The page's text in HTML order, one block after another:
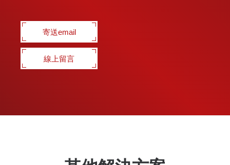
寄送email
線上留言